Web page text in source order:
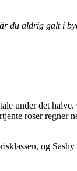
du aldrig galt i
under det
roser regner
og